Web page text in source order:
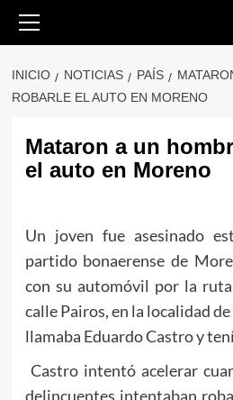
Saltar
primario
INICIO NOTICIAS PAÍS
ROBARLE EL AUTO EN MORENO
Mataron a un
el auto en Moreno
Un joven fue asesinado
partido bonaerense de
con su automóvil por la
calle Pairos, en la localidad
llamaba Eduardo Castro y
Castro intentó acelerar
delincuentes intentaban